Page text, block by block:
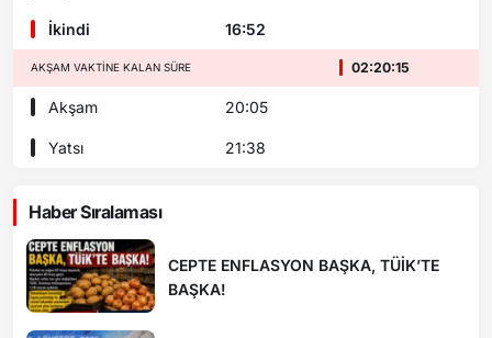
İkindi 16:52
AKŞAM VAKTINE KALAN SÜRE 02:20:14
Akşam 20:05
Yatsı 21:38
Haber Sıralaması
CEPTE ENFLASYON BAŞKA, TÜİK’TE
BAŞKA!